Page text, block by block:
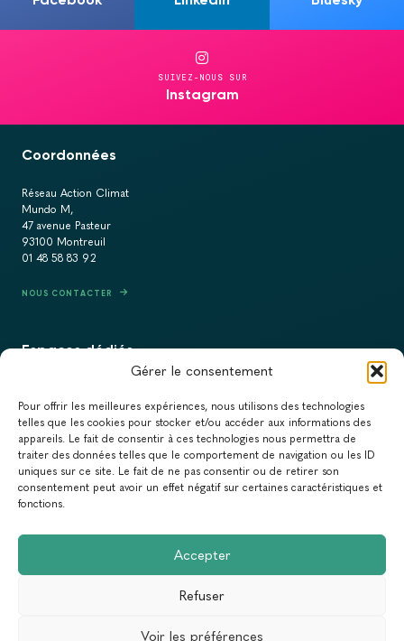
Gérer le consentement
Pour offrir les meilleures expériences, nous utilisons des technologies
telles que les cookies pour stocker et/ou accéder aux informations des
appareils. Le fait de consentir à ces technologies nous permettra de
traiter des données telles que le comportement de navigation ou les ID
uniques sur ce site. Le fait de ne pas consentir ou de retirer son
consentement peut avoir un effet négatif sur certaines caractéristiques et
fonctions.
Accepter
Refuser
Voir les préférences
SUIVEZ-NOUS SUR
Instagram
Coordonnées
Réseau Action Climat
Mundo M,
47 avenue Pasteur
93100 Montreuil
01 48 58 83 92
NOUS CONTACTER
Espaces dédiés
RECRUTEMENT
ACTUALITÉS
NEWSLETTER
Newsletter
Abonnez-vous à la newsletter du Réseau Action Climat.